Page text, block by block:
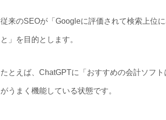
従来のSEOが「Googleに評価されて検索上位
と」を目的とします。
たとえば、ChatGPTに「おすすめの会計ソフ
がうまく機能している状態です。